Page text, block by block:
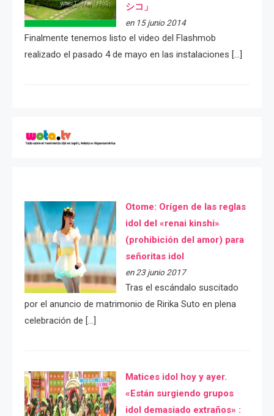
シコ」
en 15 junio 2014
Finalmente tenemos listo el video del Flashmob
realizado el pasado 4 de mayo en las instalaciones […]
Otome: Orígen de las reglas
idol del «renai kinshi»
(prohibición del amor) para
señoritas idol
en 23 junio 2017
Tras el escándalo suscitado
por el anuncio de matrimonio de Ririka Suto en plena
celebración de […]
Matices idol hoy y ayer.
«Están surgiendo grupos
idol demasiado extraños» :